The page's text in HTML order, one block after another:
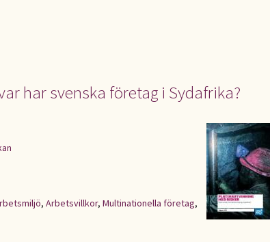
har svenska företag i Sydafrika?
, Arbetsvillkor, Multinationella företag,